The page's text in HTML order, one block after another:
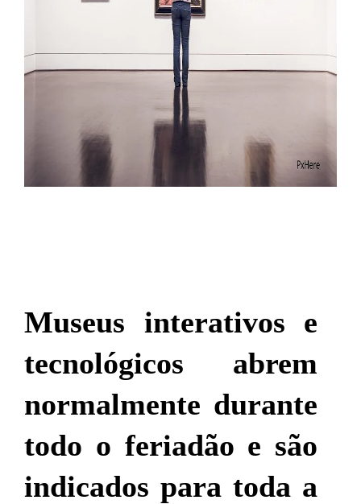
Museus interativos e
tecnológicos abrem
normalmente durante
todo o feriadão e são
indicados para toda a